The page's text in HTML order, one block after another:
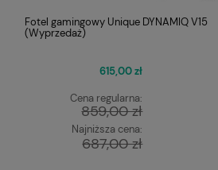
Fotel gamingowy Unique DYNAMIQ V15
(Wyprzedaż)
615,00 zł
Cena regularna:
859,00 zł
Najniższa cena:
687,00 zł